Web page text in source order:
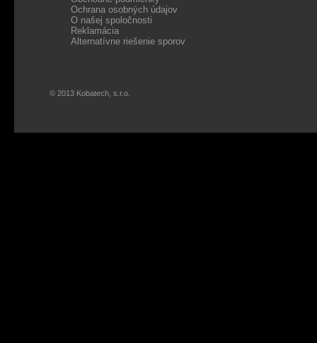
Ochrana osobných údajov
O našej spoločnosti
Reklamácia
Alternatívne riešenie sporov
© 2013 Kobatech, s.r.o.